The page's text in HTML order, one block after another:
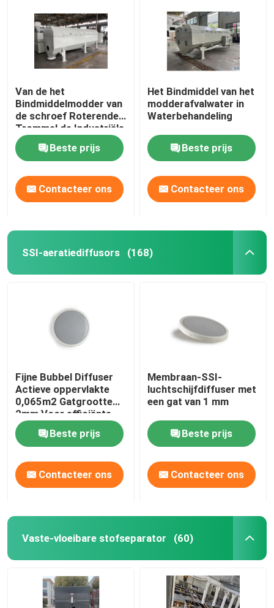
Van de het
Bindmiddelmodder van
de schroef Roterende
Trommel de Industriële
Verwerkingsbehandeling
Beste prijs
Contacteer ons
Het Bindmiddel van het
modderafvalwater in
Waterbehandeling
Beste prijs
Contacteer ons
SSI-aeratiediffusors (168)
Fijne Bubbel Diffuser
Actieve oppervlakte
0,065m2 Gatgrootte
2mm Voor efficiënte
beluchting
Beste prijs
Contacteer ons
Membraan-SSI-
luchtschijfdiffuser met
een gat van 1 mm
Beste prijs
Contacteer ons
Vaste-vloeibare stofseparator (60)